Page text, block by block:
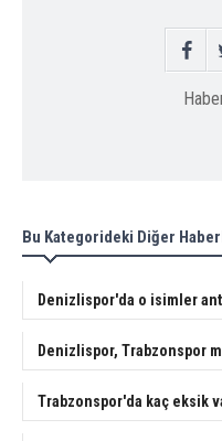
Bu Kategorideki Diğer
Denizlispor'da o isimler
Denizlispor, Trabzonspor
Trabzonspor'da kaç eksik